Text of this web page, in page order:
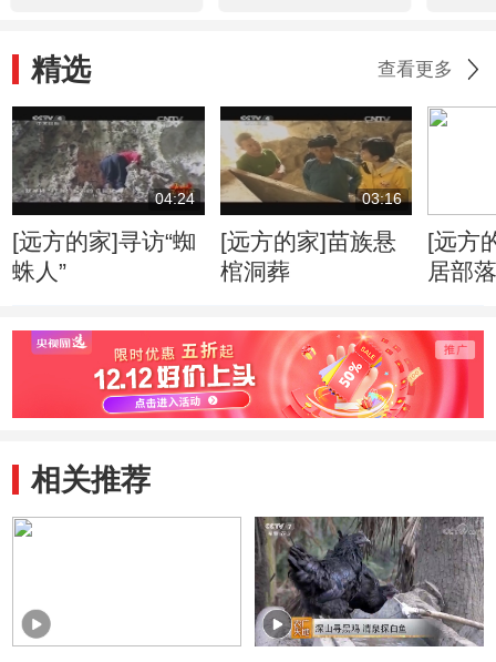
精选 查看更多
04:24
[远方的家]寻访“蜘
蛛人”
03:16
[远方的家]苗族悬
棺洞葬
[远方
居部落
相关推荐